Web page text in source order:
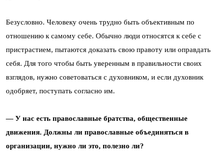
Безусловно. Человеку очень трудно быть объективным по
отношению к самому себе. Обычно люди относятся к себе с
пристрастием, пытаются доказать свою правоту или оправдать
себя. Для того чтобы быть уверенным в правильности своих
взглядов, нужно советоваться с духовником, и если духовник
одобряет, поступать согласно им.
— У нас есть православные братства, общественные
движения. Должны ли православные объединяться в
организации, нужно ли это, полезно ли?